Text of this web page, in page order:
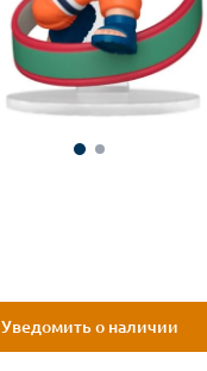
Уведомить о наличии